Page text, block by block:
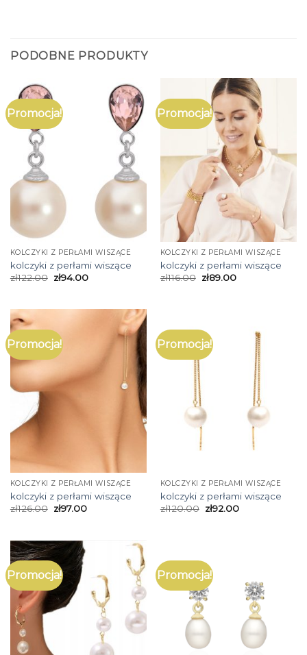
PODOBNE PRODUKTY
Promocja!
KOLCZYKI Z PERŁAMI WISZĄCE
kolczyki z perłami wiszące
zł122.00 zł94.00
Promocja!
KOLCZYKI Z PERŁAMI WISZĄCE
kolczyki z perłami wiszące
zł116.00 zł89.00
Promocja!
KOLCZYKI Z PERŁAMI WISZĄCE
kolczyki z perłami wiszące
zł126.00 zł97.00
Promocja!
KOLCZYKI Z PERŁAMI WISZĄCE
kolczyki z perłami wiszące
zł120.00 zł92.00
Promocja! Promocja!